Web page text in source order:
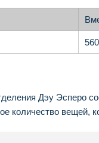
560
Дэу Эсперо
количество вещей,